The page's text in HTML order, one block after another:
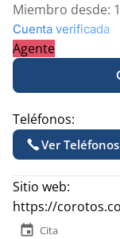
Miembro desde:
Cuenta verificada
Agente
Teléfonos:
Ver Teléfonos
Sitio web:
https://
event Cita